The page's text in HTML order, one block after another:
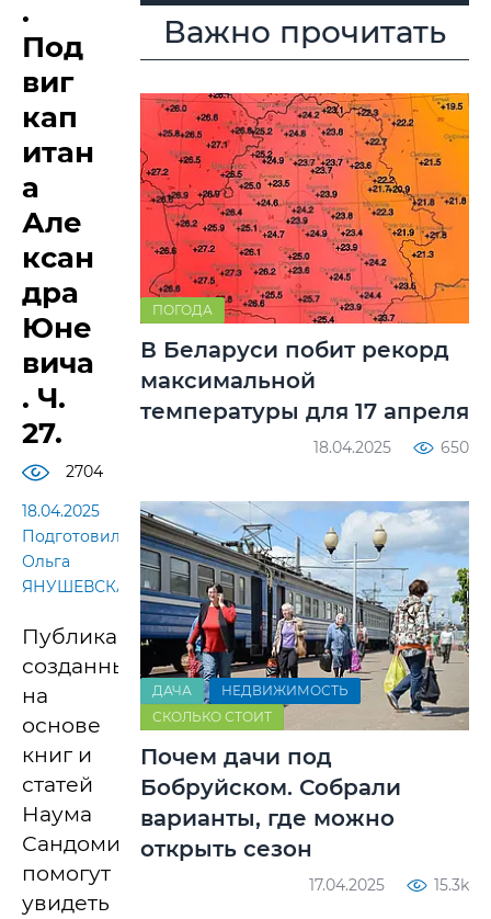
.
Под
виг
кап
итан
а
Але
ксан
дра
Юне
вича
. Ч.
27.
2704
18.04.2025
Подготовила
Ольга
ЯНУШЕВСКАЯ
Публикации,
созданные
на
основе
книг и
статей
Наума
Сандомирского,
помогут
увидеть
Важно прочитать
ПОГОДА
В Беларуси побит рекорд
максимальной
температуры для 17 апреля
18.04.2025 650
ДАЧА
НЕДВИЖИМОСТЬ
СКОЛЬКО СТОИТ
Почем дачи под
Бобруйском. Собрали
варианты, где можно
открыть сезон
17.04.2025 15.3k